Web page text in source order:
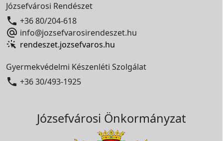
Józsefvárosi Rendészet
 +36 80/204-618
 info@jozsefvarosirendeszet.hu
rendeszet.jozsefvaros.hu
Gyermekvédelmi Készenléti Szolgálat
 +36 30/493-1925
Józsefvárosi Önkormányzat